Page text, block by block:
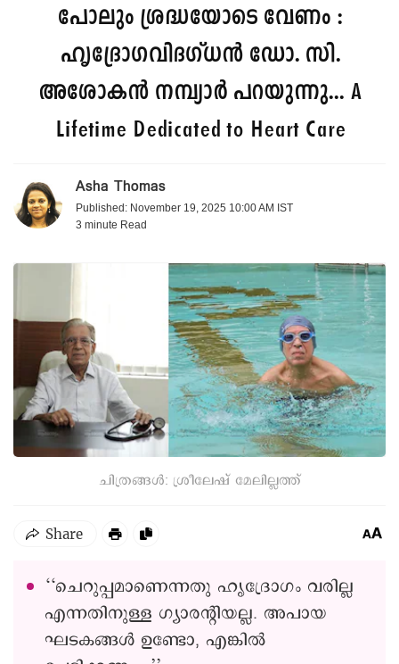
പോലും ശ്രദ്ധയോടെ വേണം :
ഹൃദ്രോഗവിദഗ്ധൻ ഡോ. സി.
അശോകൻ നമ്പ്യാർ പറയുന്നു... A
Lifetime Dedicated to Heart Care
Asha Thomas
Published: November 19, 2025 10:00 AM IST
3 minute Read
‘‘ചെറുപ്പമാണെന്നതു ഹൃദ്രോഗം വരില്ല
എന്നതിനുള്ള ഗ്യാരന്റിയല്ല. അപായ
ഘടകങ്ങൾ ഉണ്ടോ, എങ്കിൽ
ചിത്രങ്ങൾ: ശ്രീലേഷ് മേലില്ലത്ത്